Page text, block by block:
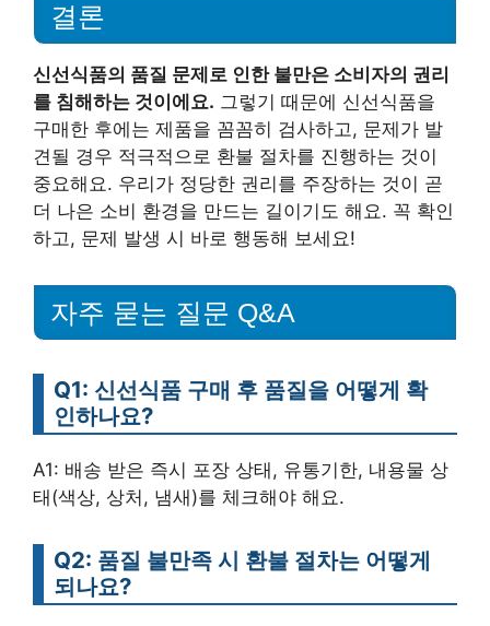
결론
신선식품의 품질 문제로 인한 불만은 소비자의 권리
를 침해하는 것이에요. 그렇기 때문에 신선식품을
구매한 후에는 제품을 꼼꼼히 검사하고, 문제가 발
견될 경우 적극적으로 환불 절차를 진행하는 것이
중요해요. 우리가 정당한 권리를 주장하는 것이 곧
더 나은 소비 환경을 만드는 길이기도 해요. 꼭 확인
하고, 문제 발생 시 바로 행동해 보세요!
자주 묻는 질문 Q&A
Q1: 신선식품 구매 후 품질을 어떻게 확
인하나요?
A1: 배송 받은 즉시 포장 상태, 유통기한, 내용물 상
태(색상, 상처, 냄새)를 체크해야 해요.
Q2: 품질 불만족 시 환불 절차는 어떻게
되나요?